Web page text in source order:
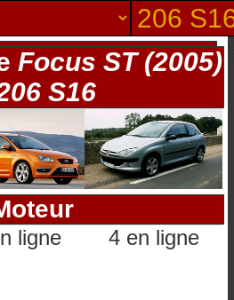
Focus ST (2005)
S16
ligne 4 en ligne